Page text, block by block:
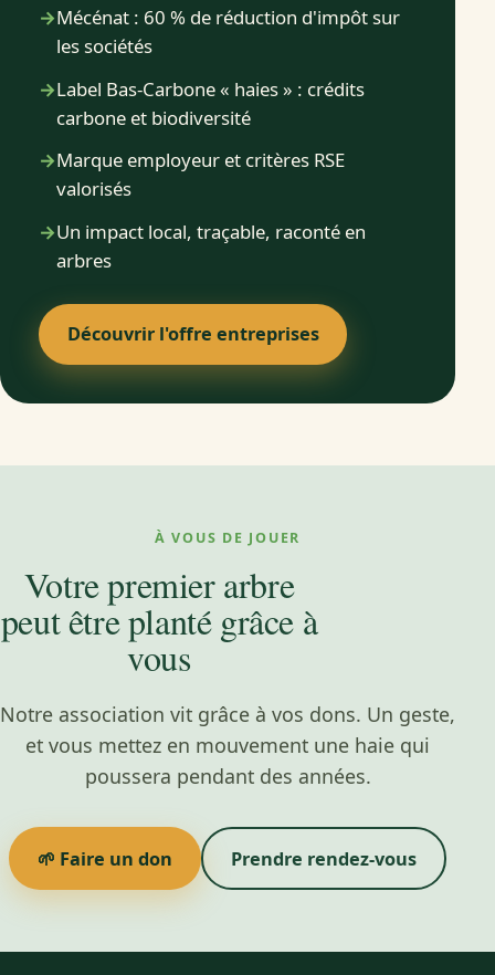
→Mécénat : 60 % de réduction d'impôt sur
les sociétés
→Label Bas-Carbone « haies » : crédits
carbone et biodiversité
→Marque employeur et critères RSE
valorisés
→Un impact local, traçable, raconté en
arbres
Découvrir l'offre entreprises
À VOUS DE JOUER
Votre premier arbre
peut être planté grâce à
vous
Notre association vit grâce à vos dons. Un geste,
et vous mettez en mouvement une haie qui
poussera pendant des années.
🌱 Faire un don Prendre rendez-vous